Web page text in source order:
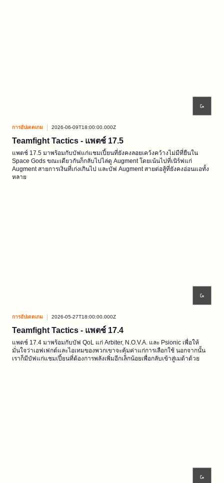
การอัปเดตเกม 2026-06-09T18:00:00.000Z
Teamfight Tactics - แพตช์ 17.5
แพตช์ 17.5 มาพร้อมกับบัฟแก่แชมเปี้ยนที่ยังคงลอยเคว้งคว้างไม่มีที่ยืนใน
Space Gods ขณะเดียวกันก็กลับไปไล่ดู Augment โดยเน้นไปที่เนิร์ฟแก่
Augment สายการเงินที่เก่งเกินไป และบัฟ Augment สายต่อสู้ที่ยังคงอ่อนแอทั้ง
หลาย
การอัปเดตเกม 2026-05-27T18:00:00.000Z
Teamfight Tactics - แพตช์ 17.4
แพตช์ 17.4 มาพร้อมกับบัฟ QoL แก่ Arbiter, N.O.V.A. และ Psionic เพื่อให้
มั่นใจว่าเอฟเฟกต์และไอเทมของพวกเขาจะคุ้มค่าแก่การเลือกใช้ นอกจากนั้น
เราก็มีบัฟแก่แชมเปี้ยนที่ต้องการพลังเพิ่มอีกเล็กน้อยเพื่อกลับเข้าสู่เมต้าด้วย